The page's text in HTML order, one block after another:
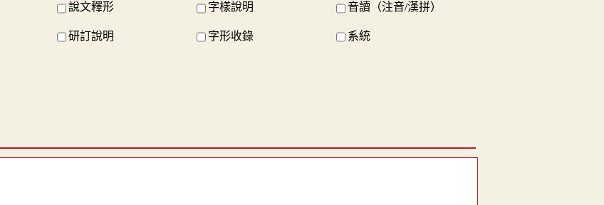
說文釋形 字樣說明 音讀（注音/漢拼）
研訂說明 字形收錄 系統